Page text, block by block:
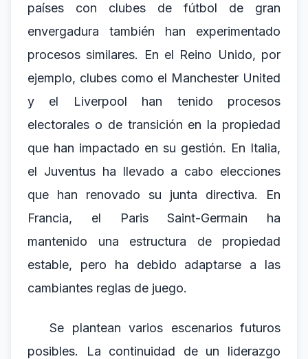
países con clubes de fútbol de gran
envergadura también han experimentado
procesos similares. En el Reino Unido, por
ejemplo, clubes como el Manchester United
y el Liverpool han tenido procesos
electorales o de transición en la propiedad
que han impactado en su gestión. En Italia,
el Juventus ha llevado a cabo elecciones
que han renovado su junta directiva. En
Francia, el Paris Saint-Germain ha
mantenido una estructura de propiedad
estable, pero ha debido adaptarse a las
cambiantes reglas de juego.
Se plantean varios escenarios futuros
posibles. La continuidad de un liderazgo